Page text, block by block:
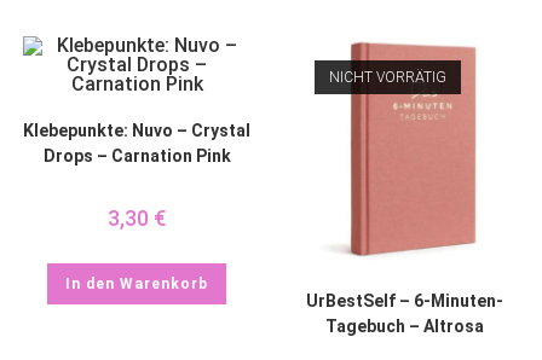
Klebepunkte: Nuvo – Crystal
Drops – Carnation Pink
3,30 €
In den Warenkorb
NICHT VORRÄTIG
UrBestSelf – 6-Minuten-
Tagebuch – Altrosa